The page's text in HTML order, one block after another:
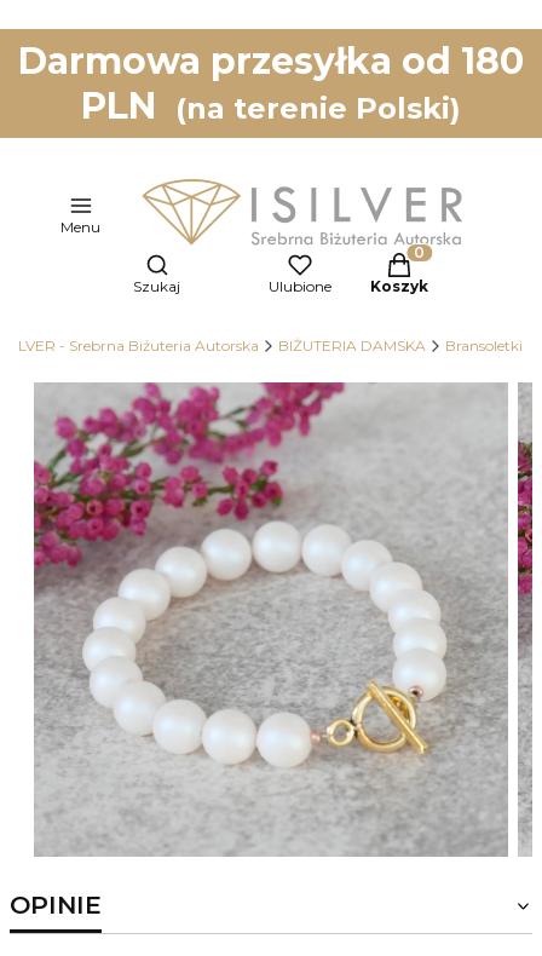
Darmowa przesyłka od 180
PLN
(na terenie Polski)
Menu
Otwórz wyszukiwarkę
Szukaj Ulubione
Produkty w
Koszyk
ISILVER - Srebrna Biżuteria Autorska BIŻUTERIA DAMSKA Bransoletki
OPINIE